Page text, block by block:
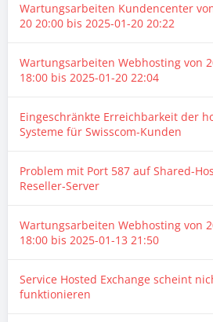
Wartungsarbeiten Kundencenter
20 20:00 bis 2025-01-20 20:22
Wartungsarbeiten Webhosting von
18:00 bis 2025-01-20 22:04
Eingeschränkte Erreichbarkeit der
Systeme für Swisscom-Kunden
Problem mit Port 587 auf Shared-
Reseller-Server
Wartungsarbeiten Webhosting von
18:00 bis 2025-01-13 21:50
Service Hosted Exchange scheint
funktionieren